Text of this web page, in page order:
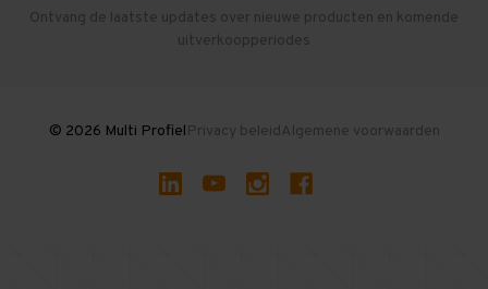
Gebruikte entresolvloeren
Ontvang de laatste updates over nieuwe producten en komende
uitverkoopperiodes
© 2026 Multi ProfielPrivacy beleidAlgemene voorwaarden